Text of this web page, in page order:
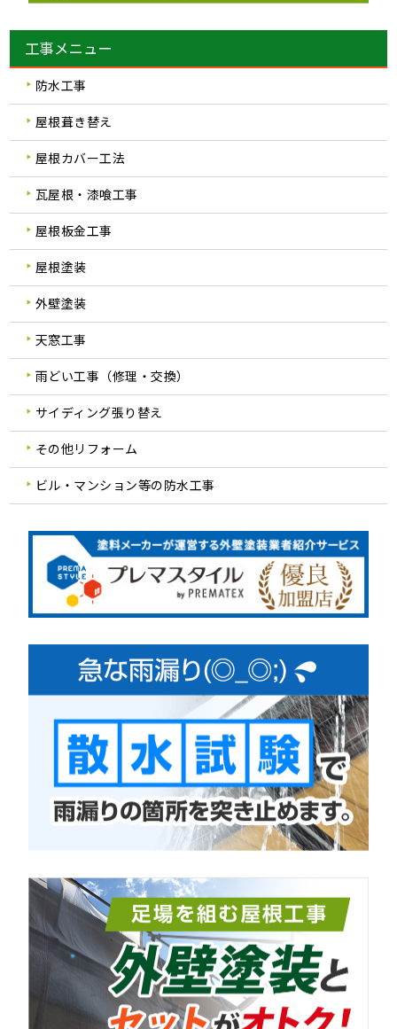
工事メニュー
防水工事
屋根葺き替え
屋根カバー工法
瓦屋根・漆喰工事
屋根板金工事
屋根塗装
外壁塗装
天窓工事
雨どい工事（修理・交換）
サイディング張り替え
その他リフォーム
ビル・マンション等の防水工事